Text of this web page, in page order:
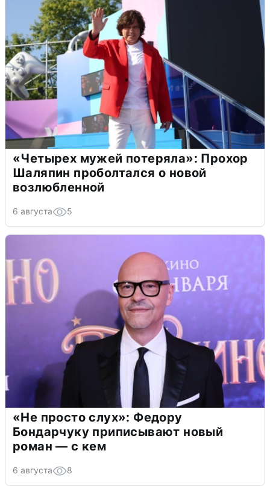
«Четырех мужей потеряла»: Прохор
Шаляпин проболтался о новой
возлюбленной
6 августа 5
«Не просто слух»: Федору
Бондарчуку приписывают новый
роман — с кем
6 августа 8